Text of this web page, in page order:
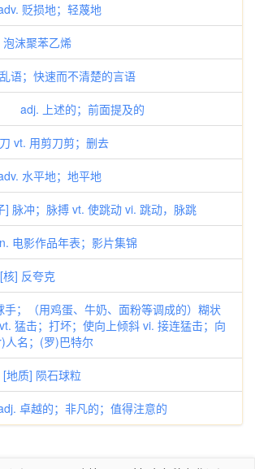
贬损地；轻蔑地
沫聚苯乙烯
；快速而不清楚的言语
adj. 上述的；前面提及的
用剪刀剪；删去
水平地；地平地
冲；脉搏 vt. 使跳动 vi. 跳动，脉跳
影作品年表；影片集锦
] 反夸克
（用鸡蛋、牛奶、面粉等调成的）糊状
猛击；打坏；使向上倾斜 vi. 接连猛击；向
人名；(罗)巴特尔
质] 陨石球粒
卓越的；非凡的；值得注意的